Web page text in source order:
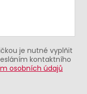
je nutné vyplňit
kontaktního
osobních údajů